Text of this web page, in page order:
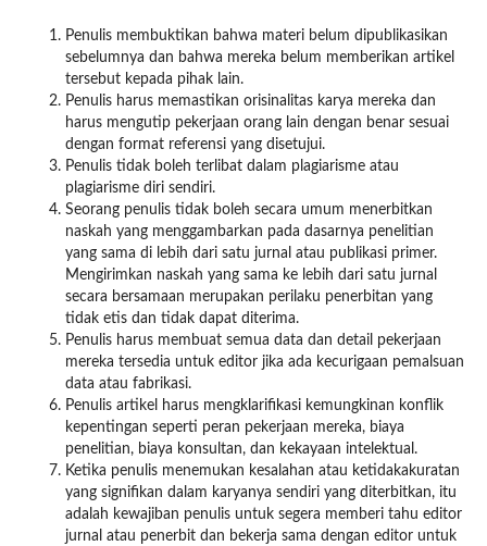
Penulis membuktikan bahwa materi belum dipublikasikan
sebelumnya dan bahwa mereka belum memberikan artikel
tersebut kepada pihak lain.
Penulis harus memastikan orisinalitas karya mereka dan
harus mengutip pekerjaan orang lain dengan benar sesuai
dengan format referensi yang disetujui.
Penulis tidak boleh terlibat dalam plagiarisme atau
plagiarisme diri sendiri.
Seorang penulis tidak boleh secara umum menerbitkan
naskah yang menggambarkan pada dasarnya penelitian
yang sama di lebih dari satu jurnal atau publikasi primer.
Mengirimkan naskah yang sama ke lebih dari satu jurnal
secara bersamaan merupakan perilaku penerbitan yang
tidak etis dan tidak dapat diterima.
Penulis harus membuat semua data dan detail pekerjaan
mereka tersedia untuk editor jika ada kecurigaan pemalsuan
data atau fabrikasi.
Penulis artikel harus mengklarifikasi kemungkinan konflik
kepentingan seperti peran pekerjaan mereka, biaya
penelitian, biaya konsultan, dan kekayaan intelektual.
Ketika penulis menemukan kesalahan atau ketidakakuratan
yang signifikan dalam karyanya sendiri yang diterbitkan, itu
adalah kewajiban penulis untuk segera memberi tahu editor
jurnal atau penerbit dan bekerja sama dengan editor untuk